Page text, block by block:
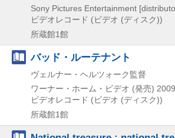
Sony Pictures Entertainment
ビデオレコード (ビデオ (ディスク))
所蔵館1館
バッド・ルーテナント
ヴェルナー・ヘルツォーク監督
ワーナー・ホーム・ビデオ (発売) 2009
ビデオレコード (ビデオ (ディスク))
所蔵館1館